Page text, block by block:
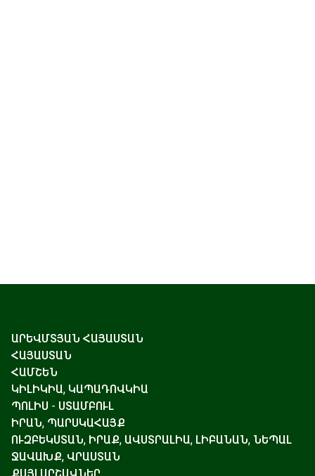
ԱՐԵՎՄՏՅԱՆ ՀԱՅԱՍՏԱՆ
ՀԱՅԱՍՏԱՆ
ՀԱՄՇԵՆ
ԿԻԼԻԿԻԱ, ԿԱՊԱԴՈՎԿԻԱ
ՊՈԼԻՍ - ՍՏԱՄԲՈՒԼ
ԻՐԱՆ, ՊԱՐՍԿԱՀԱՅՔ
ՈՒԶԲԵԿՍՏԱՆ, ԻՐԱՔ, ԱՎՍՏՐԱԼԻԱ, ԼԻԲԱՆԱՆ, ՆԵՊԱԼ
ՋԱՎԱԽՔ, ՎՐԱՍՏԱՆ
ՔԱՅԼԱՐՇԱՎՆԵՐ